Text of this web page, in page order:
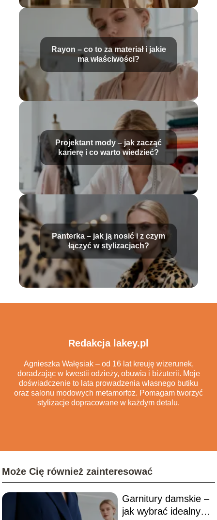
Rayon – co to za materiał i jakie
ma właściwości?
Projektant mody – jak zacząć
karierę i co warto wiedzieć?
Panterka – jak ją nosić i z czym
łączyć w stylizacjach?
Redakcja lakey.pl
Agnieszka Wałęsiak – od 16 lat kreuję wizerunek,
doradzając w kwestii odzieży, obuwia i biżuterii. Moje
doświadczenie to lata prowadzenia własnego butiku
oraz salonu modowych metamorfoz. Pomagam tworzyć
stylizacje dopracowane w każdym detalu.
Może Cię również zainteresować
Garnitury damskie –
jak wybrać idealny